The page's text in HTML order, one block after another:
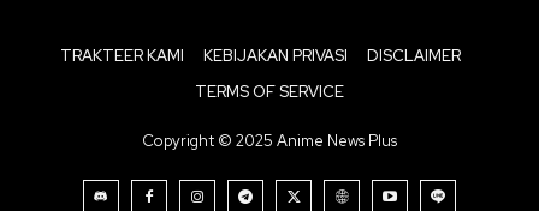
TRAKTEER KAMI KEBIJAKAN PRIVASI
DISCLAIMER
TERMS OF SERVICE
Copyright © 2025 Anime News Plus